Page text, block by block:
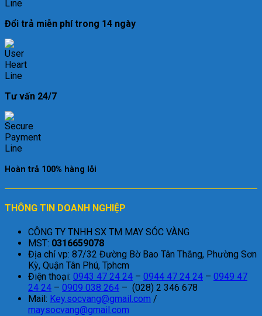
Đổi trả miễn phí trong 14 ngày
Tư vấn 24/7
Hoàn trả 100% hàng lỗi
THÔNG TIN DOANH NGHIỆP
CÔNG TY TNHH SX TM MAY SÓC VÀNG
MST: 0316659078
Địa chỉ vp: 87/32 Đường Bờ Bao Tân Thắng, Phường Sơn
Kỳ, Quận Tân Phú, Tphcm
Điện thoại: 0943 47 24 24 – 0944 47 24 24 – 0949 47
24 24 – 0909 038 264 – (028) 2 346 678
Mail: Key.socvang@gmail.com /
maysocvang@gmail.com